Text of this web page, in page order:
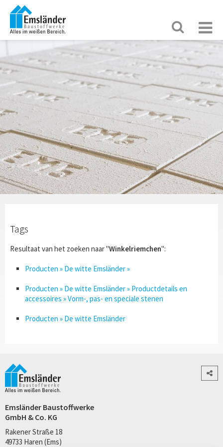
Tags
Resultaat van het zoeken naar "Winkelriemchen":
Producten » De witte Emsländer »
Producten » De witte Emsländer » Productdetails en
accessoires » Vorm-, pas- en speciale stenen
Producten » De witte Emsländer
Emsländer Baustoffwerke
GmbH & Co. KG
Rakener Straße 18
49733 Haren (Ems)